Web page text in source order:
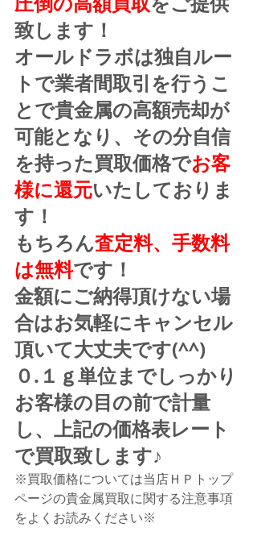
致します！
オールドラボは独自ルー
トで業者間取引を行うこ
とで貴金属の高額売却が
可能となり、その分自信
を持った買取価格でお客
様に還元いたしておりま
す！
もちろん査定料、手数料
は無料です！
金額にご納得頂けない場
合はお気軽にキャンセル
頂いて大丈夫です(^^)
０.１ｇ単位までしっかり
お客様の目の前で計量
し、上記の価格表レート
で買取致します♪
※買取価格については当店ＨＰトップ
ページの貴金属買取に関する注意事項
をよくお読みください※